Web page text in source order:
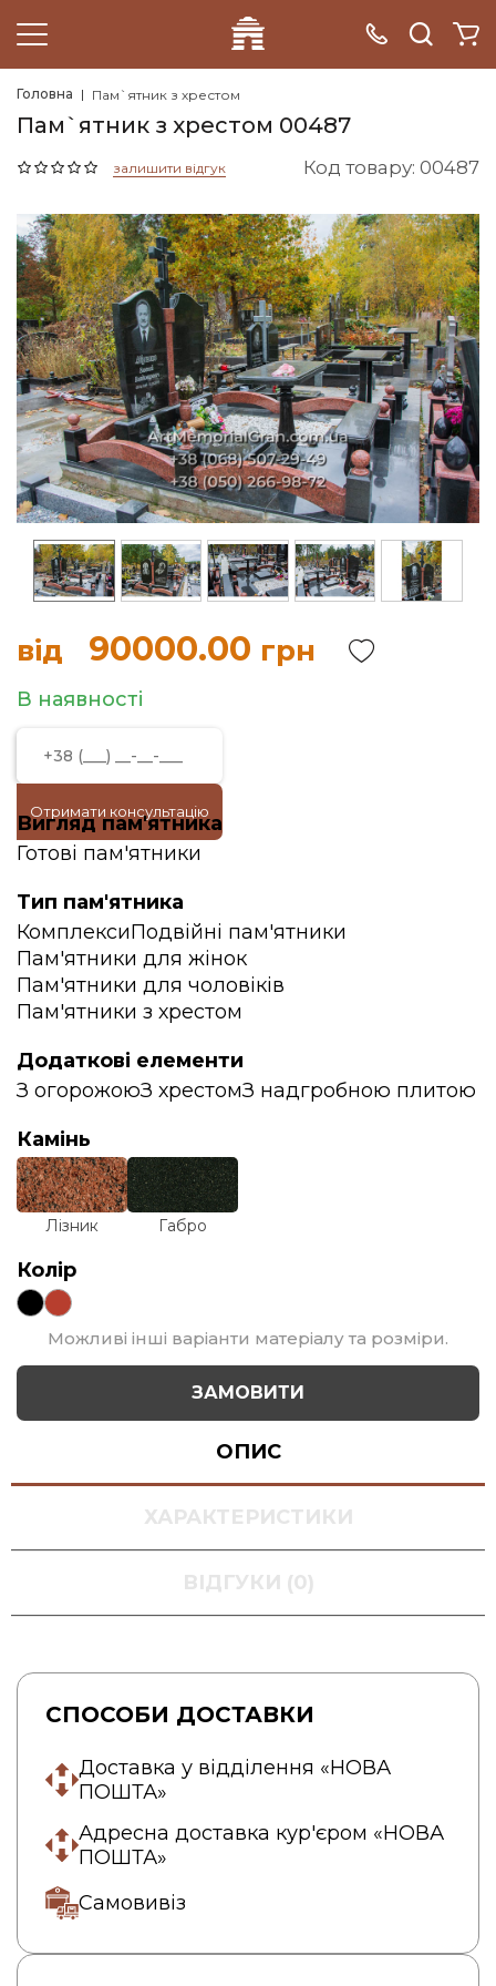
Головна Пам`ятник з хрестом
Пам`ятник з хрестом 00487
залишити відгук Код товару: 00487
від 90000.00 грн
В наявності
Отримати консультацію
Вигляд пам'ятника
Готові пам'ятники
Тип пам'ятника
КомплексиПодвійні пам'ятники
Пам'ятники для жінок
Пам'ятники для чоловіків
Пам'ятники з хрестом
Додаткові елементи
З огорожоюЗ хрестомЗ надгробною плитою
Камінь
Лізник Габро
Колір
Можливі інші варіанти матеріалу та розміри.
ЗАМОВИТИ
ОПИС
ХАРАКТЕРИСТИКИ
ВІДГУКИ (0)
СПОСОБИ ДОСТАВКИ
Доставка у відділення «НОВА
ПОШТА»
Адресна доставка кур'єром «НОВА
ПОШТА»
Самовивіз